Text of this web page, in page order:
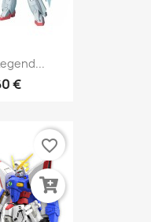
€
favorite_border